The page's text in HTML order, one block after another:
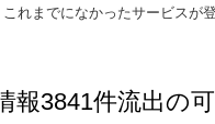
れまでになかったサービスが
報3841件流出の